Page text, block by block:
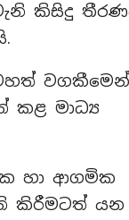
කිසිදු
වගකීමෙන්
කළ මාධ්‍ය
හා ආගමික
කිරීමටත් යන